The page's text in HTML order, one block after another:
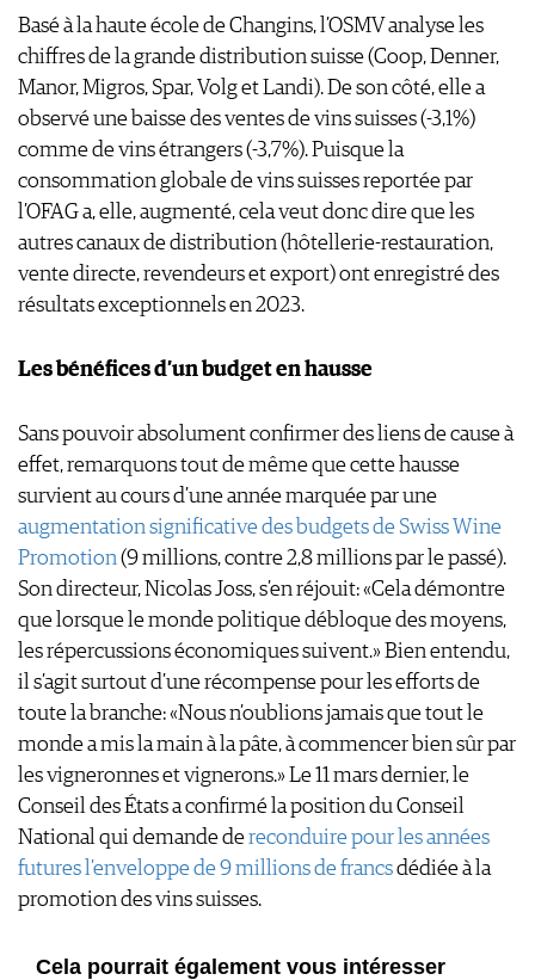
Basé à la haute école de Changins, l’OSMV analyse les
chiffres de la grande distribution suisse (Coop, Denner,
Manor, Migros, Spar, Volg et Landi). De son côté, elle a
observé une baisse des ventes de vins suisses (-3,1%)
comme de vins étrangers (-3,7%). Puisque la
consommation globale de vins suisses reportée par
l’OFAG a, elle, augmenté, cela veut donc dire que les
autres canaux de distribution (hôtellerie-restauration,
vente directe, revendeurs et export) ont enregistré des
résultats exceptionnels en 2023.
Les bénéfices d’un budget en hausse
Sans pouvoir absolument confirmer des liens de cause à
effet, remarquons tout de même que cette hausse
survient au cours d’une année marquée par une
augmentation significative des budgets de Swiss Wine
Promotion(9 millions, contre 2,8 millions par le passé).
Son directeur, Nicolas Joss, s’en réjouit: «Cela démontre
que lorsque le monde politique débloque des moyens,
les répercussions économiques suivent.» Bien entendu,
il s’agit surtout d’une récompense pour les efforts de
toute la branche: «Nous n’oublions jamais que tout le
monde a mis la main à la pâte, à commencer bien sûr par
les vigneronnes et vignerons.» Le 11 mars dernier, le
Conseil des États a confirmé la position du Conseil
National qui demande dereconduire pour les années
futures l’enveloppe de 9 millions de francsdédiée à la
promotion des vins suisses.
Cela pourrait également vous intéresser